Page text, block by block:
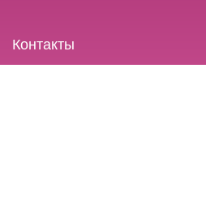
Контакты